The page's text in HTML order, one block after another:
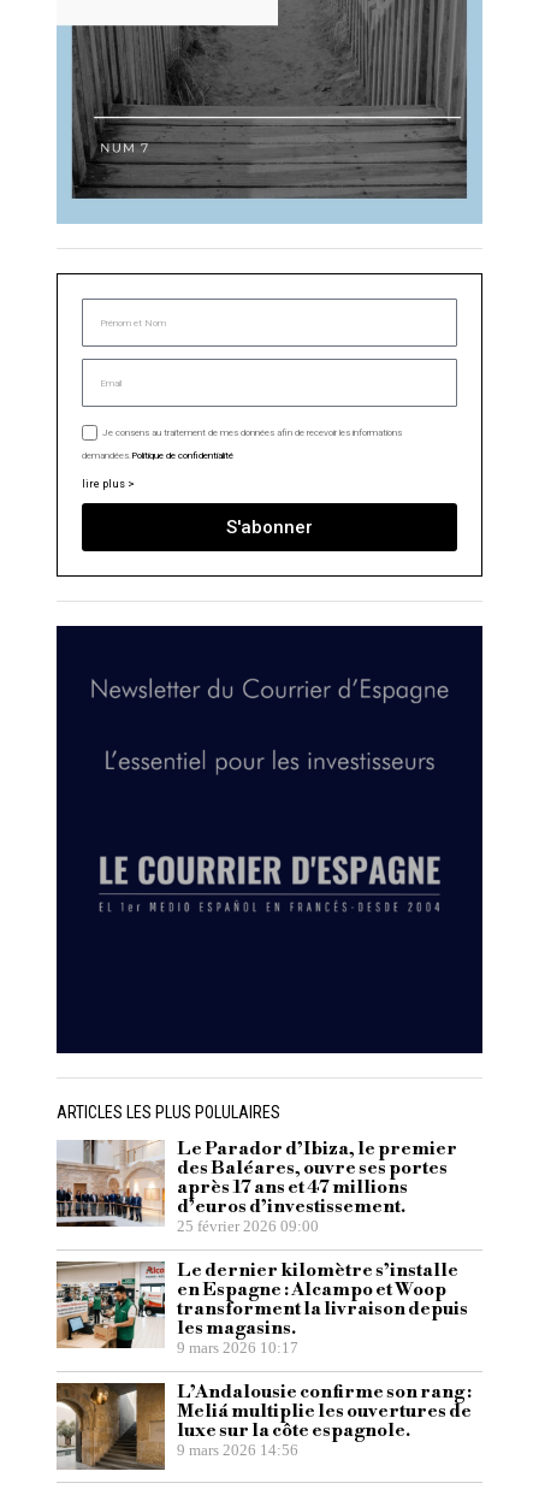
Je consens au traitement de mes données afin de recevoir les informations
demandées.Politique de confidentialité
lire plus >
S'abonner
ARTICLES LES PLUS POLULAIRES
Le Parador d’Ibiza, le premier
des Baléares, ouvre ses portes
après 17 ans et 47 millions
d’euros d’investissement.
25 février 2026 09:00
Le dernier kilomètre s’installe
en Espagne : Alcampo et Woop
transforment la livraison depuis
les magasins.
9 mars 2026 10:17
L’Andalousie confirme son rang :
Meliá multiplie les ouvertures de
luxe sur la côte espagnole.
9 mars 2026 14:56